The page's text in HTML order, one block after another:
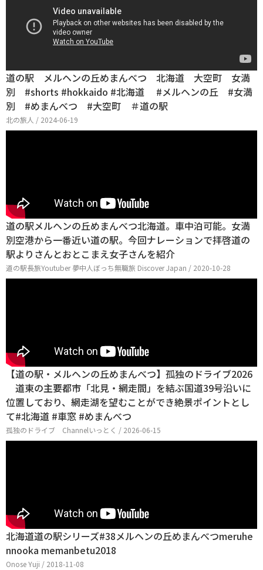
道の駅 メルヘンの丘めまんべつ 北海道 大空町 女満
別 #shorts #hokkaido #北海道 #メルヘンの丘 #女満
別 #めまんべつ #大空町 ＃道の駅
北の旅人 / 2024-06-19
道の駅メルヘンの丘めまんべつ北海道。車中泊可能。女満
別空港から一番近い道の駅。今回ナレーションで拝啓道の
駅よりさんとおとこまえ女子さんを紹介
道の駅長旅Youtuber 夢中人ぼっち無職旅 Discover Japan / 2020-10-28
【道の駅・メルヘンの丘めまんべつ】孤独のドライブ2026
道東の主要都市「北見・網走間」を結ぶ国道39号沿いに
位置しており、網走湖を望むことができ絶景ポイントとし
て#北海道 #車窓 #めまんべつ
孤独のドライブ Channelいっとく / 2026-06-15
北海道道の駅シリーズ#38メルヘンの丘めまんべつmeruhe
nnooka memanbetu2018
Onose Yuji / 2018-11-08